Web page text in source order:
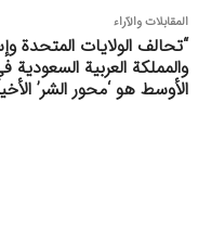
المقابلات والآراء
“تحالف الولايات المتحدة
والمملكة العربية السعودية
الأوسط هو ‘محور الشر’